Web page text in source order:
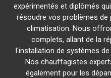
expérimentés et diplômés
résoudre vos problèmes
climatisation. Nous
complets, allant de la
l'installation de systèmes
Nos chauffagistes
également pour les